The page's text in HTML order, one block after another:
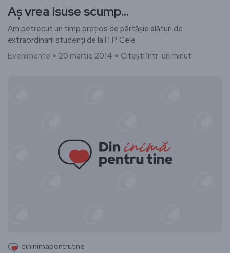
Aș vrea Isuse scump…
Am petrecut un timp prețios de părtășie alături de
extraordinarii studenți de la ITP. Cele
Evenimente
20 martie 2014 Citești într-un minut
dininimapentrutine